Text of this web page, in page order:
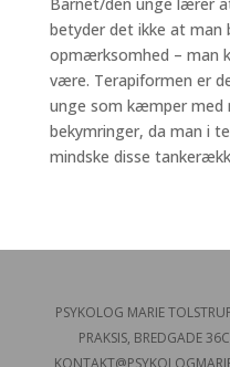
betyder det ikke at man
opmærksomhed – man
være. Terapiformen er
unge som kæmper med
bekymringer, da man i
mindske disse
PSYKOLOG MARIE
PRAKSIS, BREDGADE